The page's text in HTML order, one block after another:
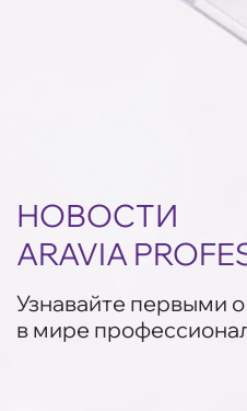
НОВОСТИ
ARAVIA
Узнавайте первыми
в мире